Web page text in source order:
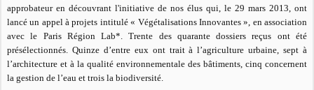
approbateur en découvrant l'initiative de nos élus qui, le 29 mars 2013, ont
lancé un appel à projets intitulé « Végétalisations Innovantes », en association
avec le Paris Région Lab*. Trente des quarante dossiers reçus ont été
présélectionnés. Quinze d’entre eux ont trait à l’agriculture urbaine, sept à
l’architecture et à la qualité environnementale des bâtiments, cinq concernent
la gestion de l’eau et trois la biodiversité.